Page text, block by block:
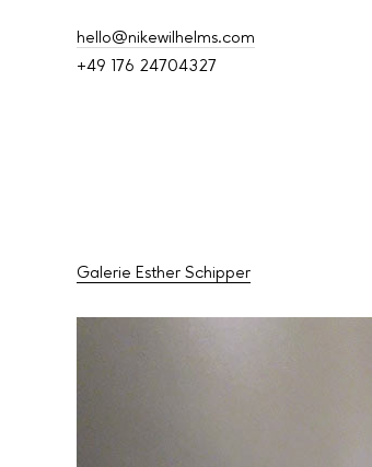
hello@nikewilhelms.com
+49 176 24704327
Galerie Esther Schipper